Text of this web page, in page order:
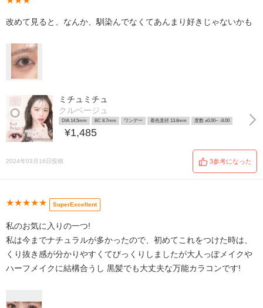
改めて見ると、なんか、馴染んでなくてあんまり好きじゃないかも
ミチュミチュ
クルベージュ
DIA 14.5mm BC 8.7mm ワンデー 着色直径 13.8mm 度数 ±0.00~ -8.00
¥1,485
2024年03月16日投稿 3参考になった
★★★★★ SuperExcellent
私のお気に入りの一つ!
私は今までナチュラルが多かったので、初めてこれをつけた時は、
くり抜き感が分かりやすくてびっくりしましたが大人っぽメイクや
ハーフメイクに結構合うし 黒髪でも大丈夫な万能カラコンです!